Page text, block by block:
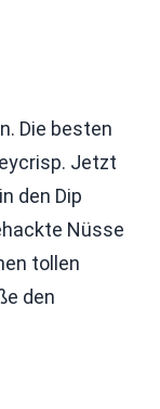
Die besten
Jetzt
den Dip
Nüsse
tollen
den